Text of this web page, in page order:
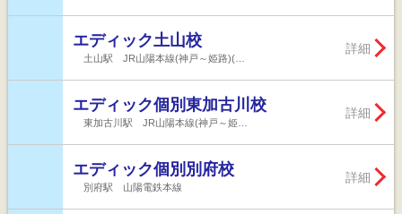
エディック土山校
土山駅 JR山陽本線(神戸～姫路)(…
詳細
エディック個別東加古川校
東加古川駅 JR山陽本線(神戸～姫…
詳細
エディック個別別府校
別府駅 山陽電鉄本線
詳細